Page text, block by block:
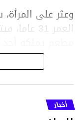
وعثر على المرأة،
العمر 31
ووفقا لتقرير
متأثرة بصدمة
أنفها مكسورة
وجهها ورأسها
أخبار